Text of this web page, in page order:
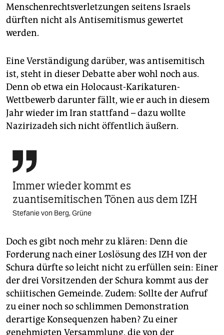
Menschenrechtsverletzungen seitens Israels
dürften nicht als Antisemitismus gewertet
werden.
Eine Verständigung darüber, was antisemitisch
ist, steht in dieser Debatte aber wohl noch aus.
Denn ob etwa ein Holocaust-Karikaturen-
Wettbewerb darunter fällt, wie er auch in diesem
Jahr wieder im Iran stattfand – dazu wollte
Nazirizadeh sich nicht öffentlich äußern.

Immer wieder kommt es
zuantisemitischen Tönen aus dem IZH
Stefanie von Berg, Grüne
Doch es gibt noch mehr zu klären: Denn die
Forderung nach einer Loslösung des IZH von der
Schura dürfte so leicht nicht zu erfüllen sein: Einer
der drei Vorsitzenden der Schura kommt aus der
schiitischen Gemeinde. Zudem: Sollte der Aufruf
zu einer noch so schlimmen Demonstration
derartige Konsequenzen haben? Zu einer
genehmigten Versammlung, die von der